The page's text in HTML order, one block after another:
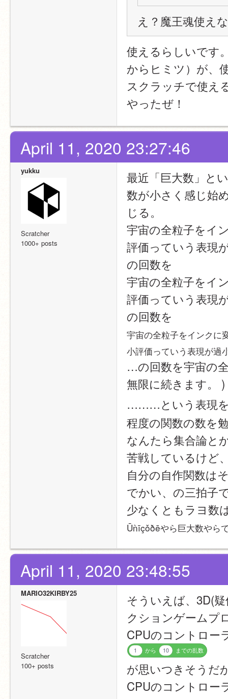
え？魔王魂使え
使えるらしいです
からヒミツ）が、
スクラッチで使え
やったぜ！
April 11, 2020 23:27:46
yukku
Scratcher
1000+ posts
最近「巨大数」と
数が小さく感じ始
じる。
宇宙の全粒子をイ
評価っていう表現
の回数を
宇宙の全粒子をイ
評価っていう表現
の回数を
宇宙の全粒子をインクに
小評価っていう表現が過
…の回数を宇宙の
無限に続きます。 )
………という表現
程度の関数の数を
なんたら集合論と
苦戦しているけど
自分の自作関数は
でかい、の三拍子
少なくともラヨ数
Ūǹīçǒðēやら巨大数やら
April 11, 2020 23:48:55
MARIO32KIRBY25
Scratcher
100+ posts
そういえば、3D(
クションゲームプ
CPUのコントロー
1 から 10 までの乱数
が思いつきそうだ
CPUのコントロー